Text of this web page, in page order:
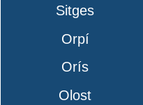
Sitges
Orpí
Orís
Olost